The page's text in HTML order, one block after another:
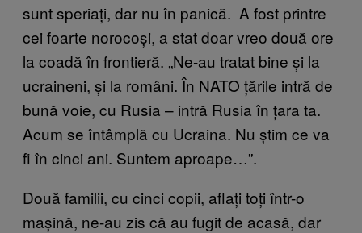
sunt speriați, dar nu în panică. A fost printre
cei foarte norocoși, a stat doar vreo două ore
la coadă în frontieră. „Ne-au tratat bine și la
ucraineni, și la români. În NATO țările intră de
bună voie, cu Rusia – intră Rusia în țara ta.
Acum se întâmplă cu Ucraina. Nu știm ce va
fi în cinci ani. Suntem aproape…”.
Două familii, cu cinci copii, aflați toți într-o
mașină, ne-au zis că au fugit de acasă, dar